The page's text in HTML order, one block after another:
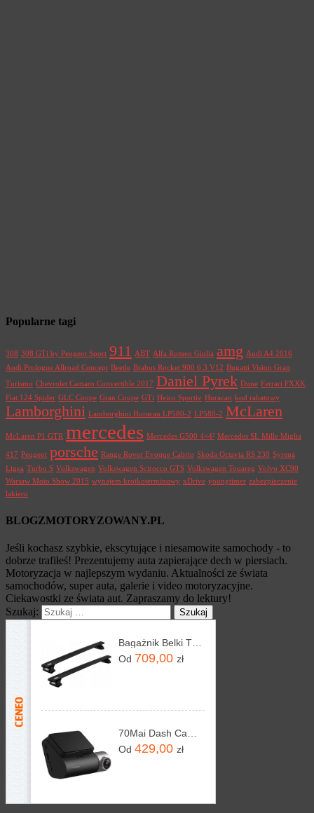
Popularne tagi
308 308 GTi by Peugeot Sport 911 ABT Alfa Romeo Giulia amg Audi A4 2016
Audi Prologue Allroad Concept Beetle Brabus Rocket 900 6.3 V12 Bugatti Vision Gran
Turismo Chevrolet Camaro Convertible 2017 Daniel Pyrek Dune Ferrari FXXK
Fiat 124 Spider GLC Coupe Gran Coupe GTi Heico Sportiv Huracan kod rabatowy
Lamborghini Lamborghini Huracan LP580-2 LP580-2 McLaren
McLaren P1 GTR mercedes Mercedes G500 4×4² Mercedes SL Mille Miglia
417 Peugeot porsche Range Rover Evoque Cabrio Skoda Octavia RS 230 Syrena
Ligea Turbo S Volkswagen Volkswagen Scirocco GTS Volkswagen Touareg Volvo XC90
Warsaw Moto Show 2015 wynajem krotkoterminowy xDrive youngtimer zabezpieczenie
lakieru
BLOGZMOTORYZOWANY.PL
Jeśli kochasz szybkie, ekscytujące i niesamowite samochody - to
dobrze trafiłeś! Prezentujemy auta zapierające dech w piersiach.
Motoryzacja w najlepszym wydaniu. Aktualności ze świata
samochodów, super auta, galerie i video motoryzacyjne.
Ciekawostki ze świata aut. Zapraszamy do lektury!
Szukaj:
Od 709,00 zł
Od 429,00 zł